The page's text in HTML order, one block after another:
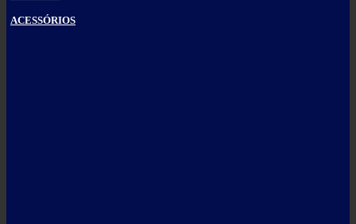
ACESSÓRIOS